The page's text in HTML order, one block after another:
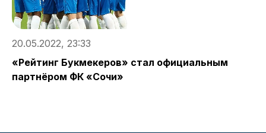
20.05.2022, 23:33
«Рейтинг Букмекеров» стал официальным
партнёром ФК «Сочи»